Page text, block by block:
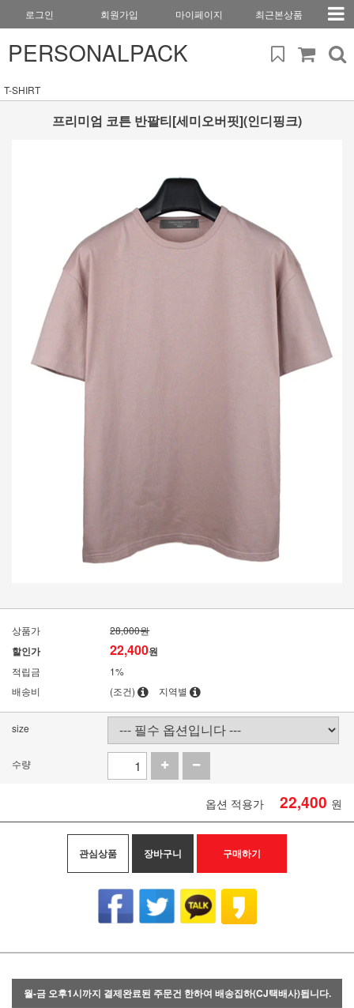
로그인 회원가입 마이페이지 최근본상품
PERSONALPACK
T-SHIRT
프리미엄 코튼 반팔티[세미오버핏](인디핑크)
상품가 28,000원
할인가 22,400원
적립금
1%
배송비
(조건) 지역별
size
수량
옵션 적용가 22,400 원
관심상품 장바구니 구매하기
월-금 오후1시까지 결제완료된 주문건 한하여 배송집하(CJ택배사)됩니다.